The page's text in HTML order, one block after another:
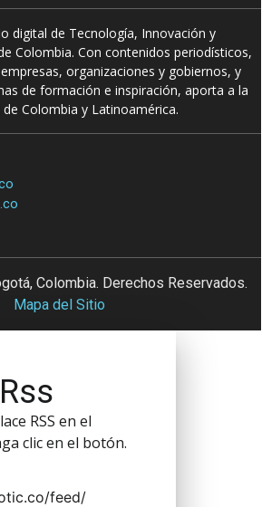
digital de Tecnología, Innovación y
Colombia. Con contenidos periodísticos,
organizaciones y gobiernos, y
de formación e inspiración, aporta a la
Colombia y Latinoamérica.
Colombia. Derechos Reservados.
Mapa del Sitio
RSS en el
clic en el botón.